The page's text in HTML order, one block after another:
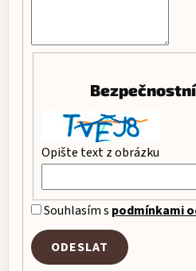
Opište text z obrázku
Souhlasím s podmínkami
ODESLAT